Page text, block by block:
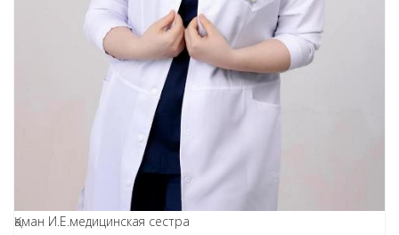
Қаман И.Е.медицинская сестра